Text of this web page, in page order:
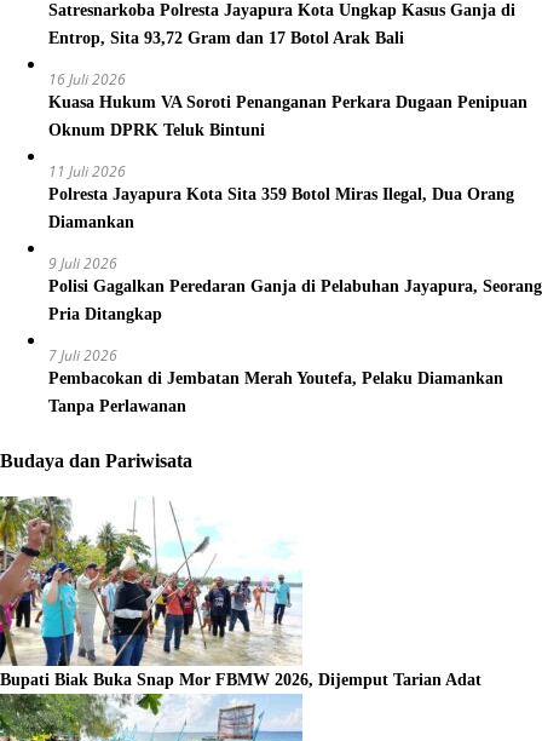
Satresnarkoba Polresta Jayapura Kota Ungkap Kasus Ganja di
Entrop, Sita 93,72 Gram dan 17 Botol Arak Bali
16 Juli 2026
Kuasa Hukum VA Soroti Penanganan Perkara Dugaan Penipuan
Oknum DPRK Teluk Bintuni
11 Juli 2026
Polresta Jayapura Kota Sita 359 Botol Miras Ilegal, Dua Orang
Diamankan
9 Juli 2026
Polisi Gagalkan Peredaran Ganja di Pelabuhan Jayapura, Seorang
Pria Ditangkap
7 Juli 2026
Pembacokan di Jembatan Merah Youtefa, Pelaku Diamankan
Tanpa Perlawanan
Budaya dan Pariwisata
Bupati Biak Buka Snap Mor FBMW 2026, Dijemput Tarian Adat